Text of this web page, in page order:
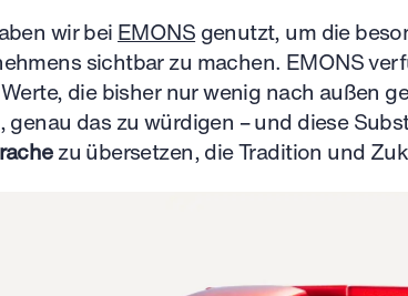
wir bei EMONS genutzt, um die
sichtbar zu machen. EMONS
die bisher nur wenig nach außen
genau das zu würdigen – und diese
zu übersetzen, die Tradition und